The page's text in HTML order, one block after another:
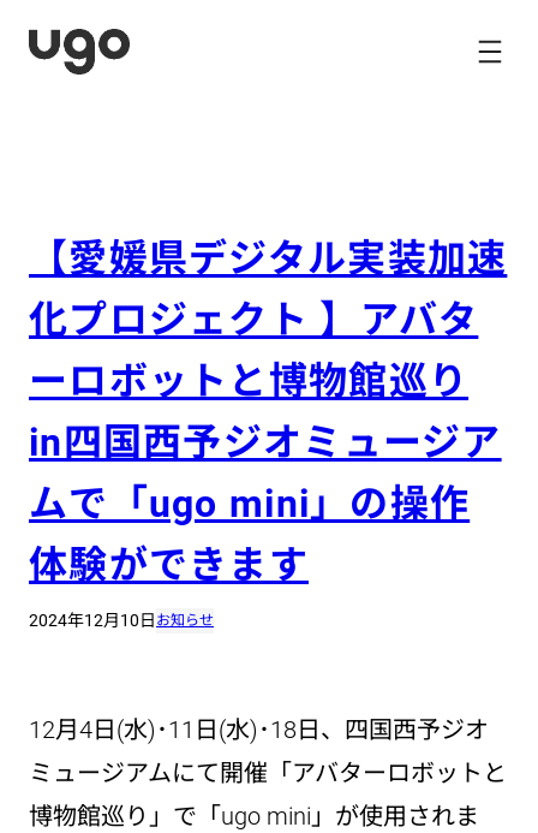
【愛媛県デジタル実装加速
化プロジェクト 】アバタ
ーロボットと博物館巡り
in四国西予ジオミュージア
ムで「ugo mini」の操作
体験ができます
2024年12月10日 お知らせ
12月4日(水)･11日(水)･18日、四国西予ジオ
ミュージアムにて開催「アバターロボットと
博物館巡り」で「ugo mini」が使用されま